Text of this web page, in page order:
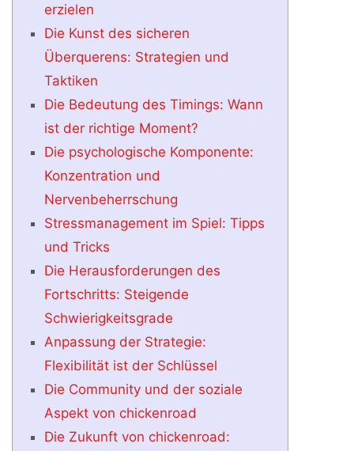
erzielen
Die Kunst des sicheren
Überquerens: Strategien und
Taktiken
Die Bedeutung des Timings: Wann
ist der richtige Moment?
Die psychologische Komponente:
Konzentration und
Nervenbeherrschung
Stressmanagement im Spiel: Tipps
und Tricks
Die Herausforderungen des
Fortschritts: Steigende
Schwierigkeitsgrade
Anpassung der Strategie:
Flexibilität ist der Schlüssel
Die Community und der soziale
Aspekt von chickenroad
Die Zukunft von chickenroad: